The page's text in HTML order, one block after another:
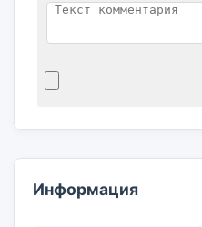
Информация